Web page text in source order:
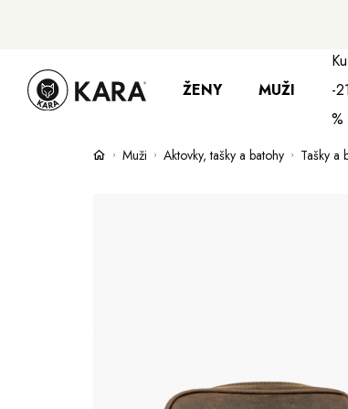
ŽENY
Bundy, kabáty a
MUŽI
-21
%
Muži Aktovky, tašky a batohy Tašky a